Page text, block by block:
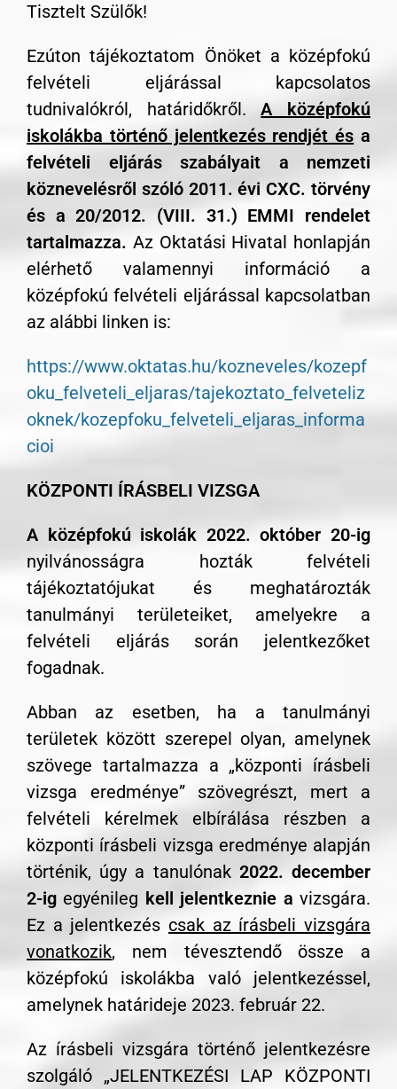
Tisztelt Szülők!
Ezúton tájékoztatom Önöket a középfokú
felvételi eljárással kapcsolatos
tudnivalókról, határidőkről.A középfokú
iskolákba történő jelentkezés rendjét és a
felvételi eljárás szabályait a nemzeti
köznevelésről szóló 2011. évi CXC. törvény
és a 20/2012. (VIII. 31.) EMMI rendelet
tartalmazza. Az Oktatási Hivatal honlapján
elérhető valamennyi információ a
középfokú felvételi eljárással kapcsolatban
az alábbi linken is:
https://www.oktatas.hu/kozneveles/kozepf
oku_felveteli_eljaras/tajekoztato_felveteliz
oknek/kozepfoku_felveteli_eljaras_informa
cioi
KÖZPONTI ÍRÁSBELI VIZSGA
A középfokú iskolák 2022. október 20-ig
nyilvánosságra hozták felvételi
tájékoztatójukat és meghatározták
tanulmányi területeiket, amelyekre a
felvételi eljárás során jelentkezőket
fogadnak.
Abban az esetben, ha a tanulmányi
területek között szerepel olyan, amelynek
szövege tartalmazza a „központi írásbeli
vizsga eredménye” szövegrészt, mert a
felvételi kérelmek elbírálása részben a
központi írásbeli vizsga eredménye alapján
történik, úgy a tanulónak 2022. december
2-ig egyénileg kell jelentkeznie a vizsgára.
Ez a jelentkezés csak az írásbeli vizsgára
vonatkozik, nem tévesztendő össze a
középfokú iskolákba való jelentkezéssel,
amelynek határideje 2023. február 22.
Az írásbeli vizsgára történő jelentkezésre
szolgáló „JELENTKEZÉSI LAP KÖZPONTI